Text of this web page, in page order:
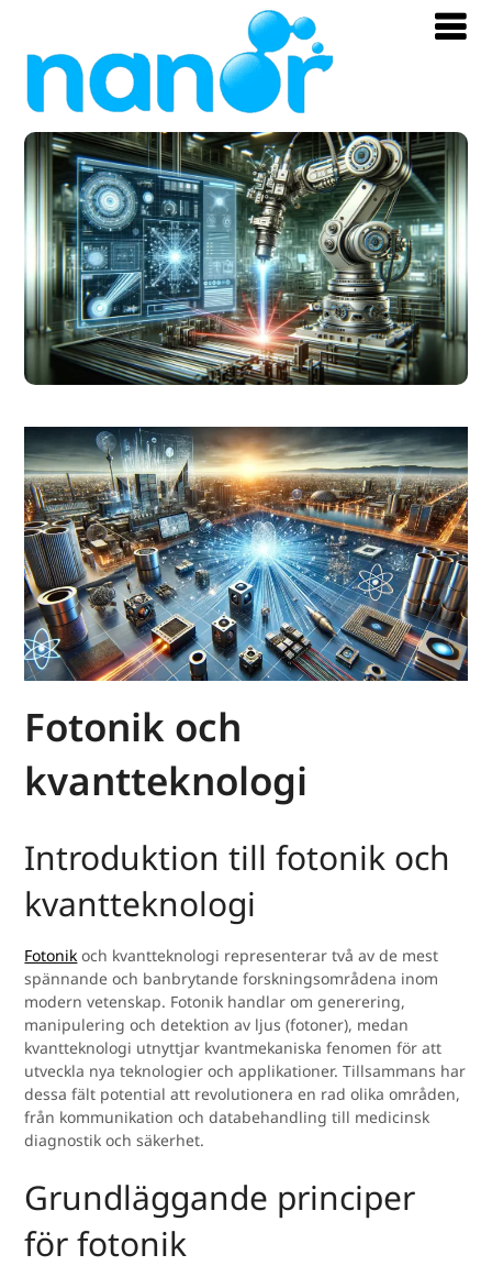
Fotonik och
kvantteknologi
Introduktion till fotonik och
kvantteknologi
Fotonik och kvantteknologi representerar två av de mest
spännande och banbrytande forskningsområdena inom
modern vetenskap. Fotonik handlar om generering,
manipulering och detektion av ljus (fotoner), medan
kvantteknologi utnyttjar kvantmekaniska fenomen för att
utveckla nya teknologier och applikationer. Tillsammans har
dessa fält potential att revolutionera en rad olika områden,
från kommunikation och databehandling till medicinsk
diagnostik och säkerhet.
Grundläggande principer
för fotonik